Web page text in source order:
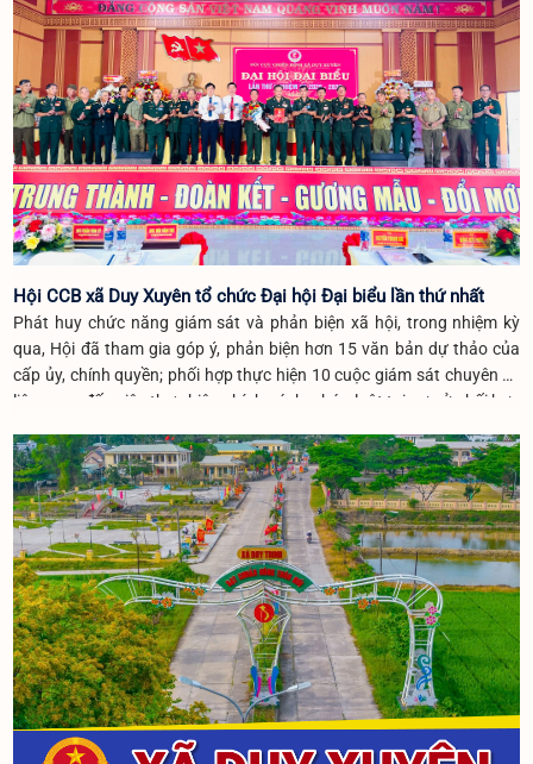
Hội CCB xã Duy Xuyên tổ chức Đại hội Đại biểu lần thứ nhất
Phát huy chức năng giám sát và phản biện xã hội, trong nhiệm kỳ
qua, Hội đã tham gia góp ý, phản biện hơn 15 văn bản dự thảo của
cấp ủy, chính quyền; phối hợp thực hiện 10 cuộc giám sát chuyên đề
liên quan đến việc thực hiện chính sách, pháp luật tại cơ sở.phối hợp
truyền thống cách mạng cho hơn 1.200 lượt đoàn viên, thanh niên và
học sinh.